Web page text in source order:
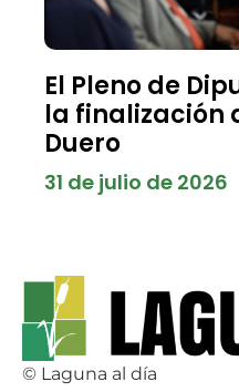
El Pleno de
la finalización
Duero
31 de julio de 2026
© Laguna al día